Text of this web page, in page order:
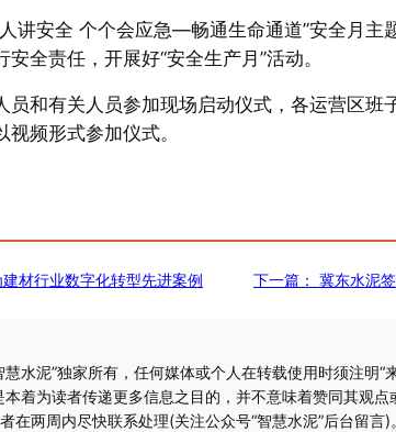
讲安全 个个会应急—畅通生命通道”安全月主
全责任，开展好“安全生产月”活动。
员和有关人员参加现场启动仪式，各运营区班
频形式参加仪式。
材行业数字化转型先进案例 下一篇： 冀东水泥
慧水泥”独家所有，任何媒体或个人在转载使用时须注明“
本着为读者传递更多信息之目的，并不意味着赞同其观
在两周内尽快联系处理(关注公众号“智慧水泥”后台留言)